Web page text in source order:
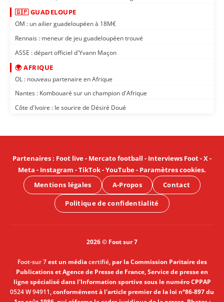
🇬🇵 GUADELOUPE
OM : un ailier guadeloupéen à 18M€
Rennais : meneur de jeu guadeloupéen trouvé
ASSE : départ officiel d'Yvann Maçon
🌍 AFRIQUE
OL : nouveau partenaire en Afrique
Nantes : Kombouaré sur un champion d'Afrique
Côte d'Ivoire : le sourire de Désiré Doué
Partenaires: Foot live- Mercato football - Interviews Foot-X-
Meta - Instagram -TikTok-YouTube- Paramètres cookies.
Mentions légales
A-Propos Contact
Politique de confidentialité
2026 © Foot sur 7
Foot-sur 7est un médiacertifié, par la Commission Paritaire des
Publications et Agence de Presse de France, Service de presse en
ligne spécialisé dans l'Information sportive sous le numéro CPPAP
0524 W 94911, conformément à l'article premier de la loi n°86-897 du